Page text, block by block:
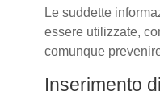
Le suddette
essere utilizzate,
comunque
Inserimento